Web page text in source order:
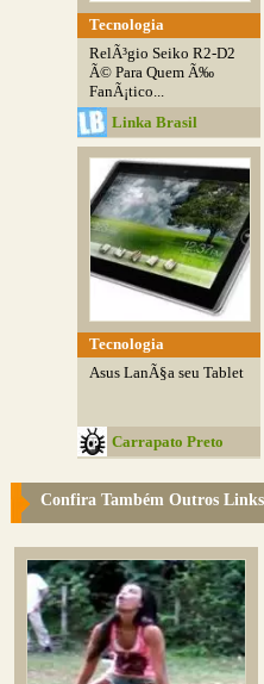
Tecnologia
RelÃ³gio Seiko R2-D2
Ã© Para Quem Ã‰
FanÃ¡tico...
Linka Brasil
Tecnologia
Asus LanÃ§a seu Tablet
Carrapato Preto
Confira Também Outros Links